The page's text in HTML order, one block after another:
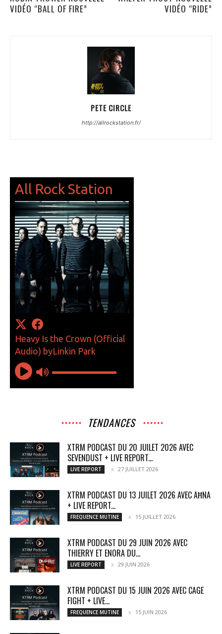
VIDÉO “BALL OF FIRE”
VIDÉO “RIDE”
PETE CIRCLE
http://allrockstation.fr/
TENDANCES
XTRM PODCAST DU 20 JUILET 2026 AVEC
SEVENDUST + LIVE REPORT...
LIVE REPORT 27 JUILLET 2026
XTRM PODCAST DU 13 JUILET 2026 AVEC AĦNA
+ LIVE REPORT...
FREQUENCE MUTINE 15 JUILLET 2026
XTRM PODCAST DU 29 JUIN 2026 AVEC
THIERRY ET ENORA DU...
LIVE REPORT 29 JUIN 2026
XTRM PODCAST DU 15 JUIN 2026 AVEC CAGE
FIGHT + LIVE...
FREQUENCE MUTINE 15 JUIN 2026